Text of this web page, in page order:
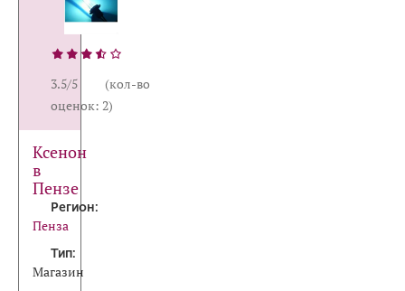
3.5/5 (кол-во
оценок: 2)
Ксенон
в
Пензе
Регион:
Пенза
Тип:
Магазин